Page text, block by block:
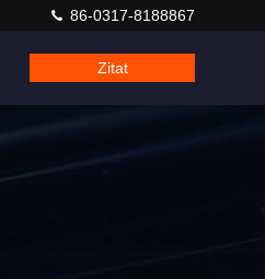
86-0317-8188867
Zitat